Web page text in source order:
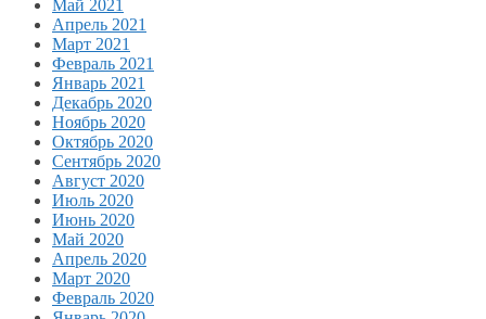
Май 2021
Апрель 2021
Март 2021
Февраль 2021
Январь 2021
Декабрь 2020
Ноябрь 2020
Октябрь 2020
Сентябрь 2020
Август 2020
Июль 2020
Июнь 2020
Май 2020
Апрель 2020
Март 2020
Февраль 2020